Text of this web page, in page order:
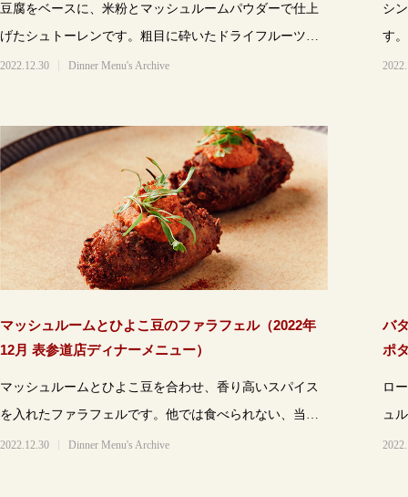
豆腐をベースに、米粉とマッシュルームパウダーで仕上
げたシュトーレンです。粗目に砕いたドライフルーツの
食感やうまみをご堪能いただけます。この時
2022.12.30 Dinner Menu's Archive
シ
す
る
マッシュルームとひよこ豆のファラフェル（2022年
12月 表参道店ディナーメニュー）
マッシュルームとひよこ豆を合わせ、香り高いスパイス
を入れたファラフェルです。他では食べられない、当店
ならでのこだわりのファラフェルをお楽しみ
2022.12.30 Dinner Menu's Archive
バ
ポ
ロ
ュ
の